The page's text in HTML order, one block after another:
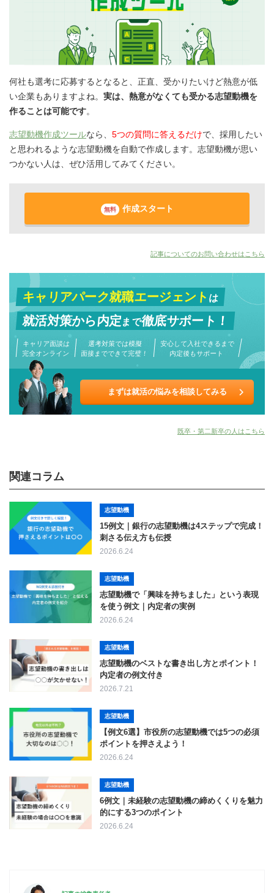
何社も選考に応募するとなると、正直、受かりたいけど熱意が低
い企業もありますよね。 実は、熱意がなくても受かる志望動機を
作ることは可能です。
志望動機作成ツールなら、 5つの質問に答えるだけで、採用したい
と思われるような志望動機を自動で作成します。志望動機が思い
つかない人は、ぜひ活用してみてください。
無料 作成スタート
記事についてのお問い合わせはこちら
キャリアパーク就職エージェントは
就活対策から内定まで徹底サポート！
キャリア面談は
完全オンライン
選考対策では模擬
面接までできて完璧！
安心して入社できるまで
内定後もサポート
まずは就活の悩みを相談してみる
既卒・第二新卒の人はこちら
関連コラム
志望動機
15例文｜銀行の志望動機は4ステップで完成！
刺さる伝え方も伝授
2026.6.24
志望動機
志望動機で「興味を持ちました」という表現
を使う例文｜内定者の実例
2026.6.24
志望動機
志望動機のベストな書き出し方とポイント！
内定者の例文付き
2026.7.21
志望動機
【例文6選】市役所の志望動機では5つの必須
ポイントを押さえよう！
2026.6.24
志望動機
6例文｜未経験の志望動機の締めくくりを魅力
的にする3つのポイント
2026.6.24